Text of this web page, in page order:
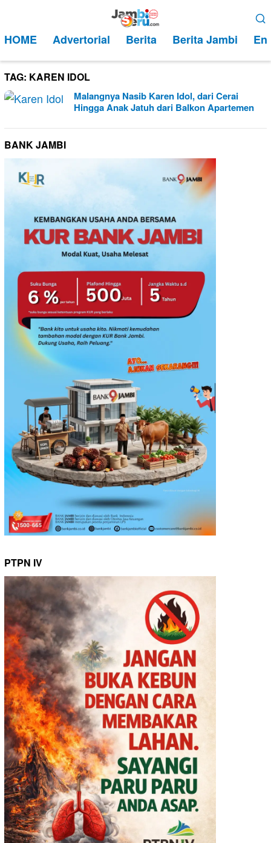
kontenMobile
HOME Advertorial Berita Berita Jambi
TAG: KAREN IDOL
Malangnya Nasib Karen Idol, dari Cerai
Hingga Anak Jatuh dari Balkon Apartemen
BANK JAMBI
PTPN IV